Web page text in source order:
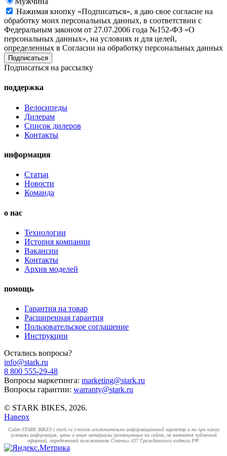
Нажимая кнопку «Подписаться», я даю свое согласие на
обработку моих персональных данных, в соответствии с
Федеральным законом от 27.07.2006 года №152-ФЗ «О
персональных данных», на условиях и для целей,
определенных в Согласии на обработку персональных данных
Подписаться на рассылку
поддержка
Велосипеды
Дилерам
Список дилеров
Контакты
информация
Статьи
Новости
Команда
о нас
Технологии
История компании
Вакансии
Контакты
Архив моделей
помощь
Гарантия на товар
Расширенная гарантия
Пользовательское соглашение
Инструкции
Остались вопросы?
info@stark.ru
8 800 555-29-48
Вопросы маркетинга: marketing@stark.ru
Вопросы гарантии: warranty@stark.ru
© STARK BIKES, 2026.
Наверх
Cайт STARK BIKES ( stark.ru ) носит исключительно информационный характер и ни при каких
условиях информация, цены и иные материалы размещенные на сайте, не являются публичной
офертой, определяемой положениями Статьи 437 Гражданского кодекса РФ.